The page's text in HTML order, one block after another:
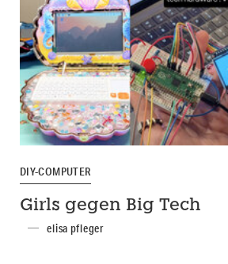
DIY-COMPUTER
Girls gegen Big Tech
elisa pfleger